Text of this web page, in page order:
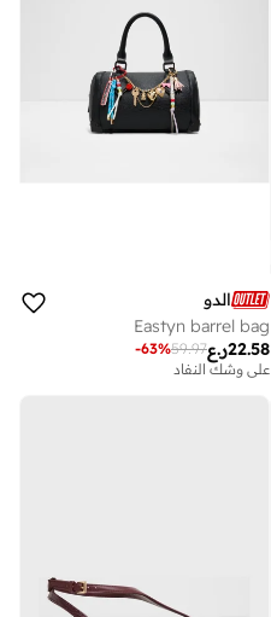
الدو
Eastyn barrel bag
ر.ع22.58
59.97
-63%
على وشك النفاد